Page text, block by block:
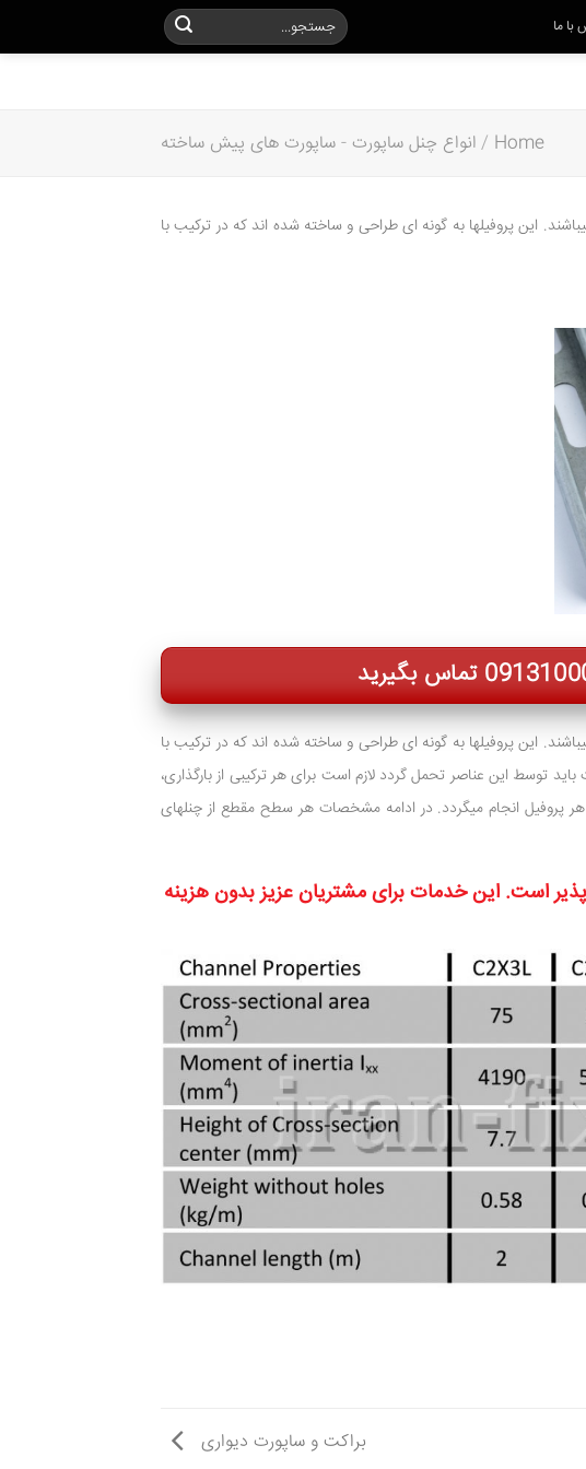
با ما
Home
/ انواع چنل ساپورت - ساپورت های پیش ساخته
این پروفیلها به گونه ای طراحی و ساخته شده اند که در ترکیب با
این پروفیلها به گونه ای طراحی و ساخته شده اند که در ترکیب با
باید توسط این عناصر تحمل گردد لازم است برای هر ترکیبی از بارگذاری،
انجام میگردد. در ادامه مشخصات هر سطح مقطع از چنلهای
است. این خدمات برای مشتریان عزیز بدون هزینه
براکت و ساپورت دیواری